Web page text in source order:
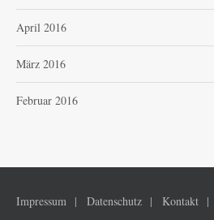
April 2016
März 2016
Februar 2016
Impressum Datenschutz Kontakt